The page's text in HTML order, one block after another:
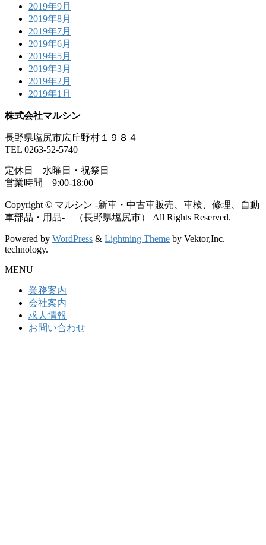
2019年9月
2019年8月
2019年7月
2019年6月
2019年5月
2019年3月
2019年2月
2019年1月
株式会社マルシン
長野県塩尻市広丘野村１９８４
TEL 0263-52-5740
定休日 水曜日・祝祭日
営業時間 9:00-18:00
Copyright © マルシン -新車・中古車販売、車検、修理、自動
車部品・用品- （長野県塩尻市） All Rights Reserved.
Powered by WordPress & Lightning Theme by Vektor,Inc.
technology.
MENU
業務案内
会社案内
求人情報
お問い合わせ